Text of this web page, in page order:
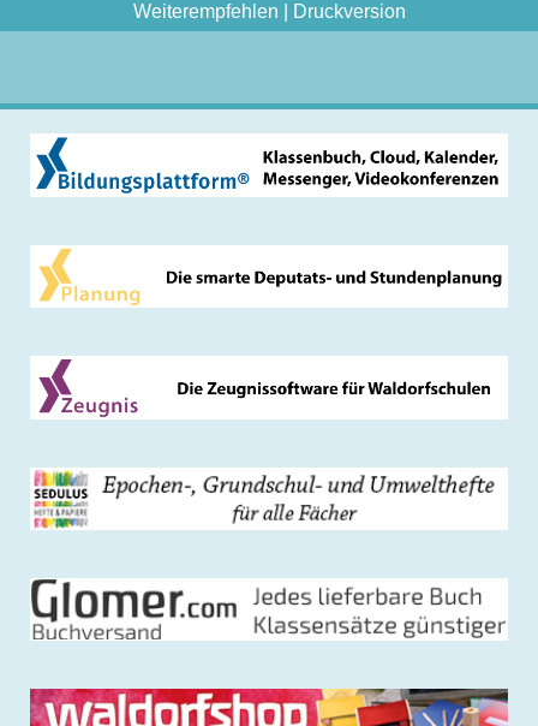
Weiterempfehlen Druckversion